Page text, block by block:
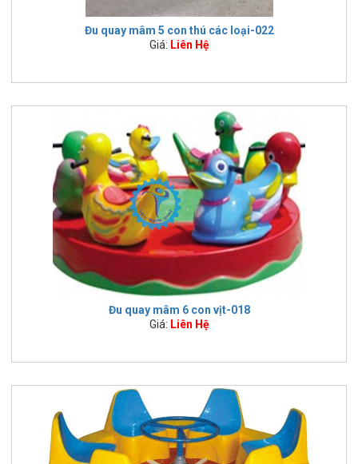
Đu quay mâm 5 con thú các loại-022
Giá: Liên Hệ
Đu quay mâm 6 con vịt-018
Giá: Liên Hệ